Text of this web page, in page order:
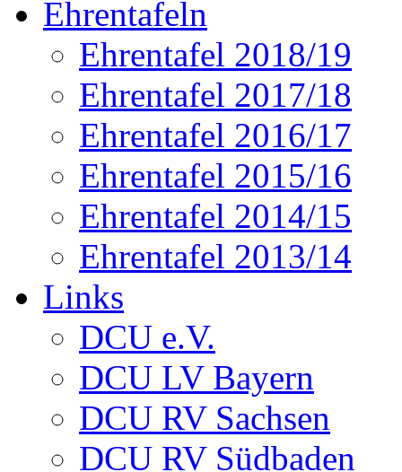
Ehrentafeln
Ehrentafel 2018/19
Ehrentafel 2017/18
Ehrentafel 2016/17
Ehrentafel 2015/16
Ehrentafel 2014/15
Ehrentafel 2013/14
Links
DCU e.V.
DCU LV Bayern
DCU RV Sachsen
DCU RV Südbaden